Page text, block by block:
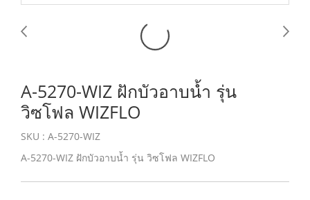
A-5270-WIZ ฝักบัวอาบน้ำ รุ่น
วิซโฟล WIZFLO
SKU : A-5270-WIZ
A-5270-WIZ ฝักบัวอาบน้ำ รุ่น วิซโฟล WIZFLO